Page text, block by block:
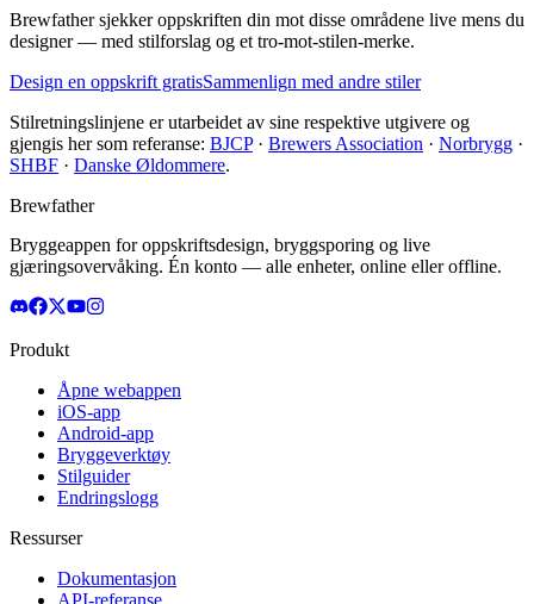
Brewfather sjekker oppskriften din mot disse områdene live mens du
designer — med stilforslag og et tro-mot-stilen-merke.
Design en oppskrift gratisSammenlign med andre stiler
Stilretningslinjene er utarbeidet av sine respektive utgivere og
gjengis her som referanse: BJCP· Brewers Association · Norbrygg ·
SHBF · Danske Øldommere.
Brewfather
Bryggeappen for oppskriftsdesign, bryggsporing og live
gjæringsovervåking. Én konto — alle enheter, online eller offline.
Produkt
Åpne webappen
iOS-app
Android-app
Bryggeverktøy
Stilguider
Endringslogg
Ressurser
Dokumentasjon